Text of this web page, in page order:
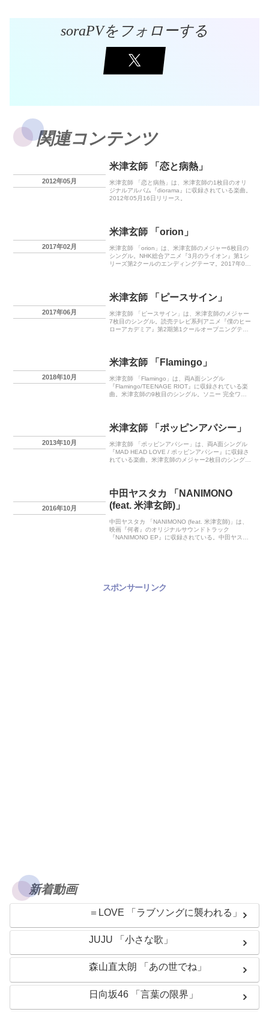
soraPVをフォローする
関連コンテンツ
2012年05月
米津玄師 「恋と病熱」
米津玄師 「恋と病熱」は、米津玄師の1枚目のオリ
ジナルアルバム『diorama』に収録されている楽曲。
2012年05月16日リリース。
2017年02月
米津玄師 「orion」
米津玄師 「orion」は、米津玄師のメジャー6枚目の
シングル。NHK総合アニメ『3月のライオン』第1シ
リーズ第2クールのエンディングテーマ。2017年02
2017年06月
米津玄師 「ピースサイン」
米津玄師 「ピースサイン」は、米津玄師のメジャー
7枚目のシングル。読売テレビ系列アニメ『僕のヒー
ローアカデミア』第2期第1クールオープニングテー
2018年10月
米津玄師 「Flamingo」
米津玄師 「Flamingo」は、両A面シングル
『Flamingo/TEENAGE RIOT』に収録されている楽
曲。米津玄師の9枚目のシングル。ソニー 完全ワイ
2013年10月
米津玄師 「ポッピンアパシー」
米津玄師 「ポッピンアパシー」は、両A面シングル
『MAD HEAD LOVE / ポッピンアパシー』に収録さ
れている楽曲。米津玄師のメジャー2枚目のシング
2016年10月
中田ヤスタカ 「NANIMONO
(feat. 米津玄師)」
中田ヤスタカ 「NANIMONO (feat. 米津玄師)」は、
映画『何者』のオリジナルサウンドトラック
『NANIMONO EP』に収録されている。中田ヤスタ
スポンサーリンク
新着動画
＝LOVE 「ラブソングに襲われる」
JUJU 「小さな歌」
森山直太朗 「あの世でね」
日向坂46 「言葉の限界」